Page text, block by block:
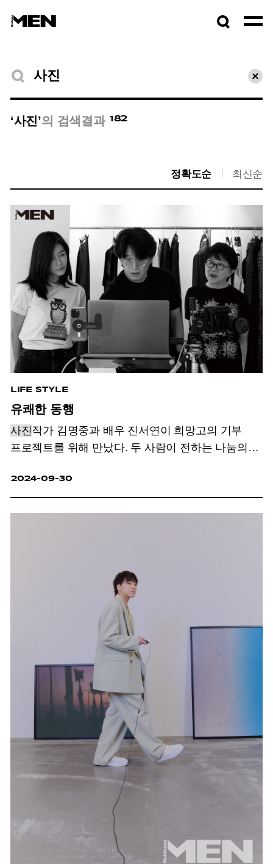
검색결과
초기
‘사진’의 검색결과 182
정확도순 최신순
LIFE STYLE
유쾌한 동행
사진작가 김명중과 배우 진서연이 희망고의 기부
프로젝트를 위해 만났다. 두 사람이 전하는 나눔의
2024-09-30